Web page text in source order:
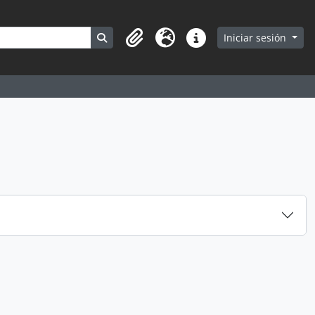
Search in browse page
Portapapeles
Idioma Enlaces rápidos
Iniciar sesión